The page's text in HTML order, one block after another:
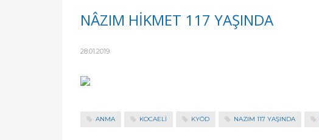
NÂZIM HİKMET 117 YAŞINDA
28.01.2019
ANMA KOCAELİ KYÖD NAZIM 117 YAŞINDA